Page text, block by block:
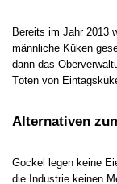
Bereits im Jahr 2013
männliche Küken
dann das
Töten von
Alternativen
Gockel legen keine
die Industrie keinen